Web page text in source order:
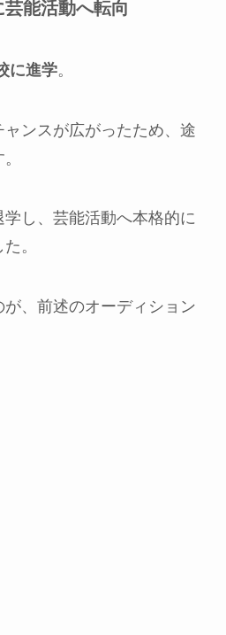
能活動へ転向
に進学。
ャンスが広がったため、途
し、芸能活動へ本格的に
。
、前述のオーディション